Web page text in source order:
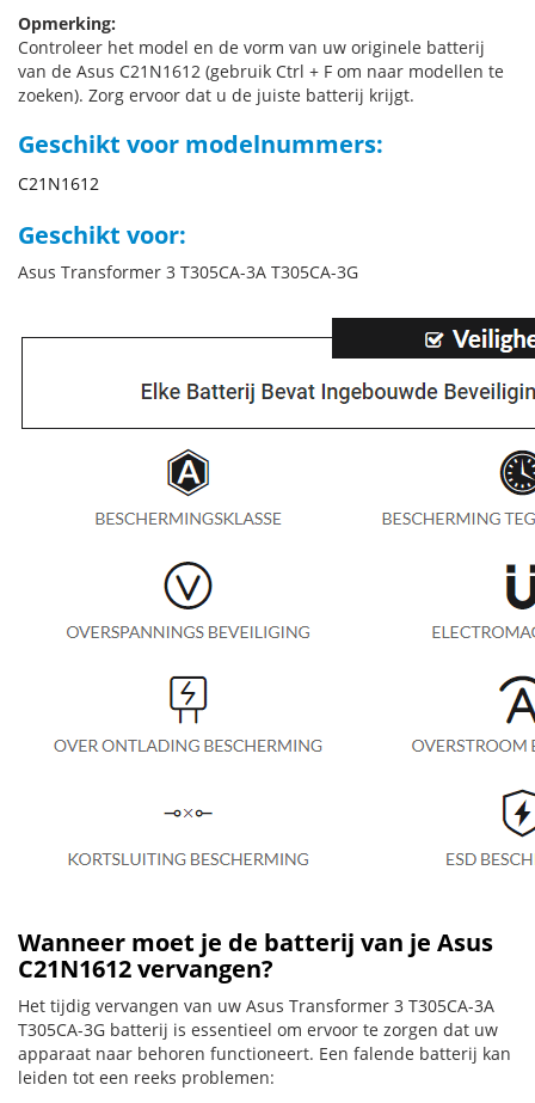
Opmerking:
Controleer het model en de vorm van uw originele batterij
van de Asus C21N1612 (gebruik Ctrl + F om naar modellen te
zoeken). Zorg ervoor dat u de juiste batterij krijgt.
Geschikt voor modelnummers:
C21N1612
Geschikt voor:
Asus Transformer 3 T305CA-3A T305CA-3G
Wanneer moet je de batterij van je Asus
C21N1612 vervangen?
Het tijdig vervangen van uw Asus Transformer 3 T305CA-3A
T305CA-3G batterij is essentieel om ervoor te zorgen dat uw
apparaat naar behoren functioneert. Een falende batterij kan
leiden tot een reeks problemen: